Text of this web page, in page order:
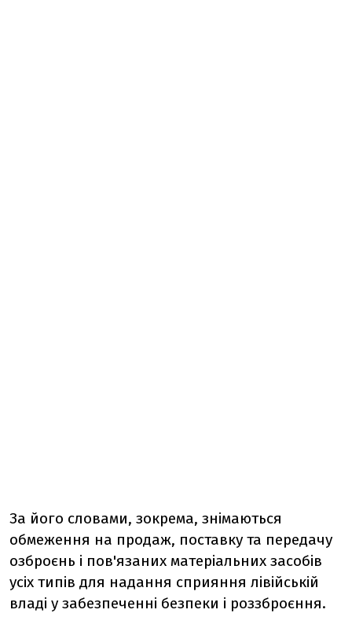
За його словами, зокрема, знімаються
обмеження на продаж, поставку та передачу
озброєнь і пов'язаних матеріальних засобів
усіх типів для надання сприяння лівійській
владі у забезпеченні безпеки і роззброєння.